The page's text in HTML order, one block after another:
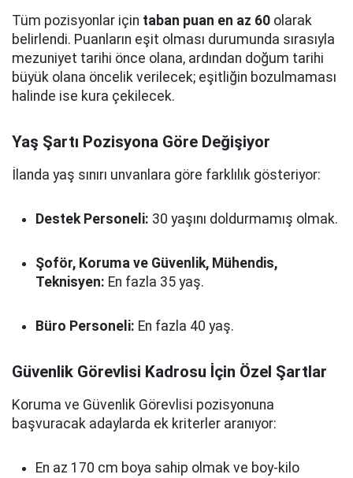
Tüm pozisyonlar için taban puan en az 60 olarak
belirlendi. Puanların eşit olması durumunda sırasıyla
mezuniyet tarihi önce olana, ardından doğum tarihi
büyük olana öncelik verilecek; eşitliğin bozulmaması
halinde ise kura çekilecek.
Yaş Şartı Pozisyona Göre Değişiyor
İlanda yaş sınırı unvanlara göre farklılık gösteriyor:
Destek Personeli: 30 yaşını doldurmamış olmak.
Şoför, Koruma ve Güvenlik, Mühendis,
Teknisyen: En fazla 35 yaş.
Büro Personeli: En fazla 40 yaş.
Güvenlik Görevlisi Kadrosu İçin Özel Şartlar
Koruma ve Güvenlik Görevlisi pozisyonuna
başvuracak adaylarda ek kriterler aranıyor:
En az 170 cm boya sahip olmak ve boy-kilo